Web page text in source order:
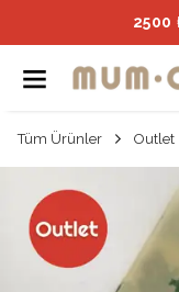
2500
Tüm Ürünler Outlet